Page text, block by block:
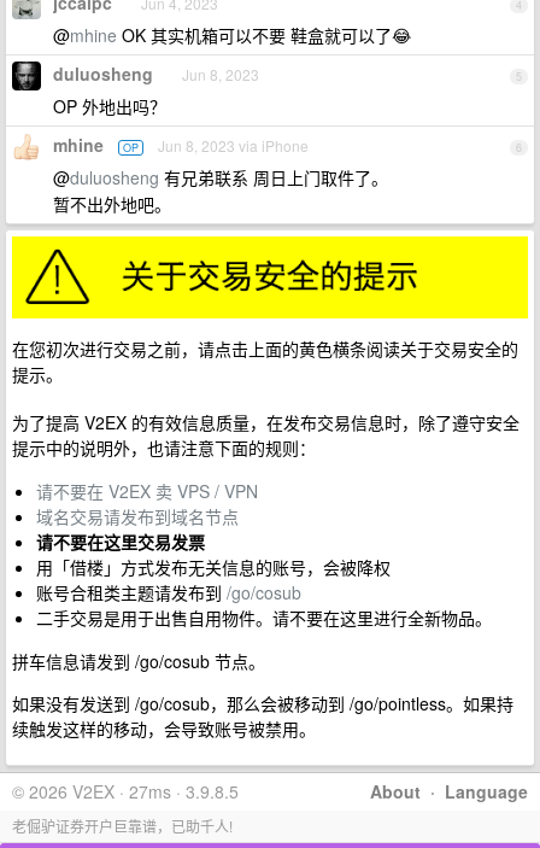
4
@mhine OK 其实机箱可以不要 鞋盒就可以了😂
5
duluosheng Jun 8, 2023
OP 外地出吗？
6
mhine OP Jun 8, 2023 via iPhone
@duluosheng 有兄弟联系 周日上门取件了。
暂不出外地吧。
在您初次进行交易之前，请点击上面的黄色横条阅读关于交易安全的
提示。
为了提高 V2EX 的有效信息质量，在发布交易信息时，除了遵守安全
提示中的说明外，也请注意下面的规则：
请不要在 V2EX 卖 VPS / VPN
域名交易请发布到域名节点
请不要在这里交易发票
用「借楼」方式发布无关信息的账号，会被降权
账号合租类主题请发布到 /go/cosub
二手交易是用于出售自用物件。请不要在这里进行全新物品。
拼车信息请发到 /go/cosub 节点。
如果没有发送到 /go/cosub，那么会被移动到 /go/pointless。如果持
续触发这样的移动，会导致账号被禁用。
About · Language
© 2026 V2EX · 27ms · 3.9.8.5
老倔驴证券开户巨靠谱，已助千人!